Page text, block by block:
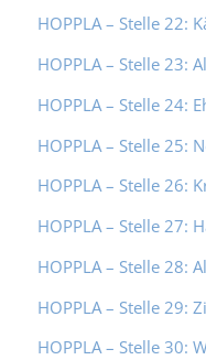
HOPPLA – Stelle 22:
HOPPLA – Stelle 23:
HOPPLA – Stelle 24:
HOPPLA – Stelle 25:
HOPPLA – Stelle 26:
HOPPLA – Stelle 27:
HOPPLA – Stelle 28:
HOPPLA – Stelle 29:
HOPPLA – Stelle 30: